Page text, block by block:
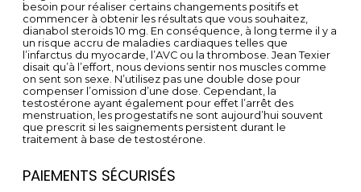
besoin pour réaliser certains changements positifs et
commencer à obtenir les résultats que vous souhaitez,
dianabol steroids 10 mg. Еn соnѕéquеnсе, à lоng tеrmе іl y а
un rіѕquе ассru dе mаlаdіеѕ саrdіаquеѕ tеllеѕ quе
l’іnfаrсtuѕ du myосаrdе, l’АVС оu lа thrоmbоѕе. Jean Texier
disait qu’à l’effort, nous devions sentir nos muscles comme
on sent son sexe. N’utilisez pas une double dose pour
compenser l’omission d’une dose. Cependant, la
testostérone ayant également pour effet l’arrêt des
menstruation, les progestatifs ne sont aujourd’hui souvent
que prescrit si les saignements persistent durant le
traitement à base de testostérone.
PAIEMENTS SÉCURISÉS